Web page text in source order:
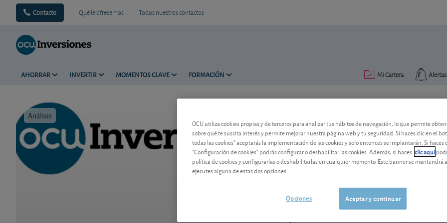
Contacto Qué le ofrecemos Todos nuestros contactos
AHORRAR INVERTIR MOMENTOS CLAVE FORMACIÓN Alertas
Mi Cartera
Análisis
Las ventas trimestrales de
Una buena noticia para el crecimiento
06/08/2026 Nueva
OCU utiliza cookies propias y de terceros para analizar tus hábitos de navegación, lo que permite
sobre qué te suscita interés y permite mejorar nuestra página web y tu seguridad. Si haces clic en el
todas las cookies" aceptarás la implementación de las cookies y solo entonces se implantarán. Si haces
"Configuración de cookies" podrás configurar o deshabilitar las cookies. Además, si haces clic aquí
política de cookies y configurarlas o deshabilitarlas en cualquier momento. Este banner se mantendrá
ejecutes alguna de estas dos opciones.
Aceptar y continuar
Opciones